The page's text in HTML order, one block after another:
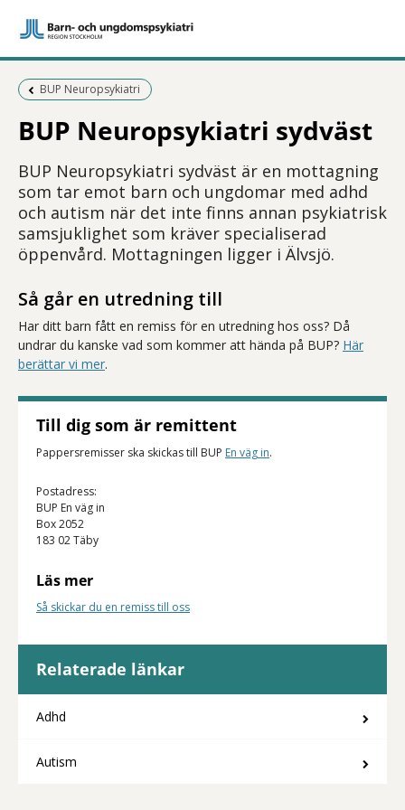
Föregående sida:
BUP Neuropsykiatri
BUP Neuropsykiatri sydväst
BUP Neuropsykiatri sydväst är en mottagning
som tar emot barn och ungdomar med adhd
och autism när det inte finns annan psykiatrisk
samsjuklighet som kräver specialiserad
öppenvård. Mottagningen ligger i Älvsjö.
Så går en utredning till
Har ditt barn fått en remiss för en utredning hos oss? Då
undrar du kanske vad som kommer att hända på BUP? Här
berättar vi mer.
Till dig som är remittent
Pappersremisser ska skickas till BUP En väg in.
Postadress:
BUP En väg in
Box 2052
183 02 Täby
Läs mer
Så skickar du en remiss till oss
Relaterade länkar
Adhd
Autism